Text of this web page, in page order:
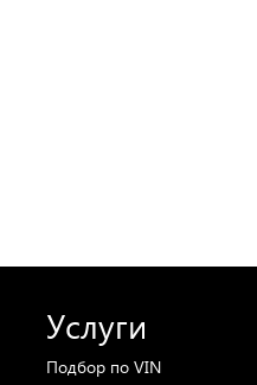
Услуги
Подбор по VIN